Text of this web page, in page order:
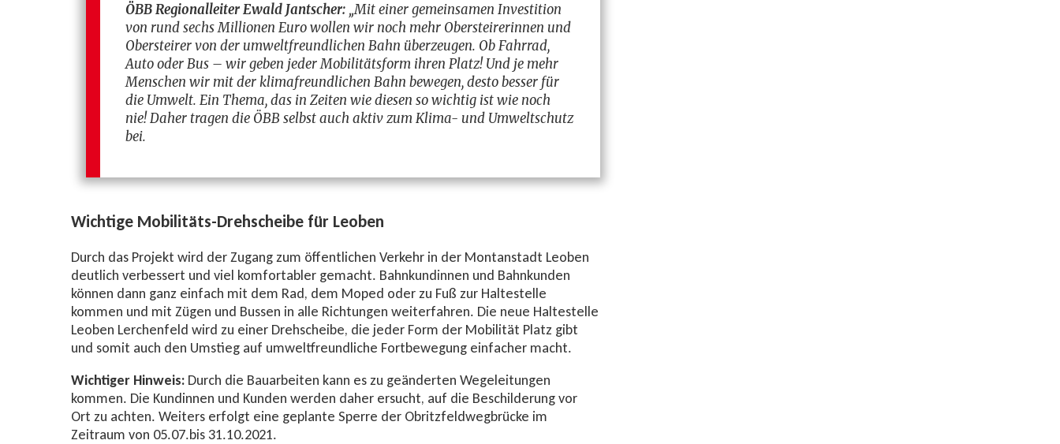
ÖBB Regionalleiter Ewald Jantscher: „Mit einer gemeinsamen Investition
von rund sechs Millionen Euro wollen wir noch mehr Obersteirerinnen und
Obersteirer von der umweltfreundlichen Bahn überzeugen. Ob Fahrrad,
Auto oder Bus – wir geben jeder Mobilitätsform ihren Platz! Und je mehr
Menschen wir mit der klimafreundlichen Bahn bewegen, desto besser für
die Umwelt. Ein Thema, das in Zeiten wie diesen so wichtig ist wie noch
nie! Daher tragen die ÖBB selbst auch aktiv zum Klima- und Umweltschutz
bei.
Wichtige Mobilitäts-Drehscheibe für Leoben
Durch das Projekt wird der Zugang zum öffentlichen Verkehr in der Montanstadt Leoben
deutlich verbessert und viel komfortabler gemacht. Bahnkundinnen und Bahnkunden
können dann ganz einfach mit dem Rad, dem Moped oder zu Fuß zur Haltestelle
kommen und mit Zügen und Bussen in alle Richtungen weiterfahren. Die neue Haltestelle
Leoben Lerchenfeld wird zu einer Drehscheibe, die jeder Form der Mobilität Platz gibt
und somit auch den Umstieg auf umweltfreundliche Fortbewegung einfacher macht.
Wichtiger Hinweis: Durch die Bauarbeiten kann es zu geänderten Wegeleitungen
kommen. Die Kundinnen und Kunden werden daher ersucht, auf die Beschilderung vor
Ort zu achten. Weiters erfolgt eine geplante Sperre der Obritzfeldwegbrücke im
Zeitraum von 05.07.bis 31.10.2021.